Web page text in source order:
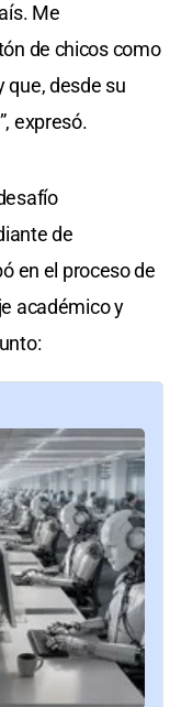
Me
de chicos como
que, desde su
expresó.
de
en el proceso de
académico y